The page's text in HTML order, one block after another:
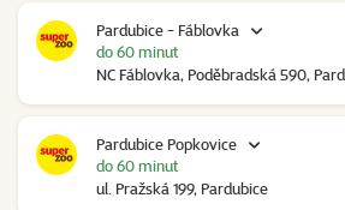
Pardubice - Fáblovka
NC Fáblovka, Poděbradská 590,
do 60 minut
Pardubice Popkovice
ul. Pražská 199, Pardubice
do 60 minut